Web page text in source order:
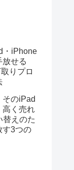
・iPhone
放せる
りプロ
そのiPad
高く売れ
替えのた
す3つの